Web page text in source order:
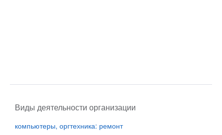
Виды деятельности организации
компьютеры, оргтехника: ремонт